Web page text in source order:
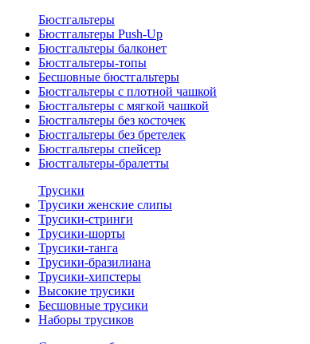
Бюстгальтеры
Бюстгальтеры Push-Up
Бюстгальтеры балконет
Бюстгальтеры-топы
Бесшовные бюстгальтеры
Бюстгальтеры с плотной чашкой
Бюстгальтеры с мягкой чашкой
Бюстгальтеры без косточек
Бюстгальтеры без бретелек
Бюстгальтеры спейсер
Бюстгальтеры-бралетты
Трусики
Трусики женские слипы
Трусики-стринги
Трусики-шорты
Трусики-танга
Трусики-бразилиана
Трусики-хипстеры
Высокие трусики
Бесшовные трусики
Наборы трусиков